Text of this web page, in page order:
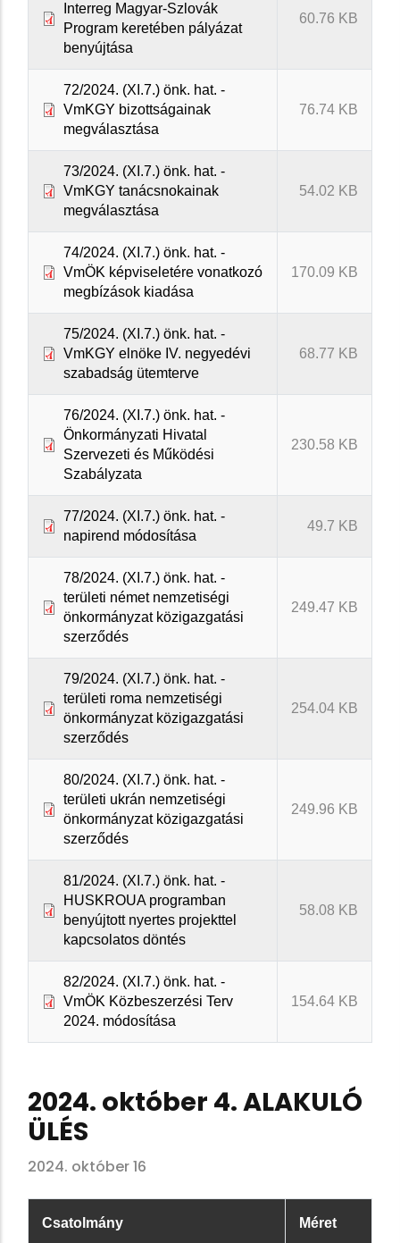
Interreg Magyar-Szlovák
Program keretében pályázat
benyújtása
60.76 KB
72/2024. (XI.7.) önk. hat. -
VmKGY bizottságainak
megválasztása
76.74 KB
73/2024. (XI.7.) önk. hat. -
VmKGY tanácsnokainak
megválasztása
54.02 KB
74/2024. (XI.7.) önk. hat. -
VmÖK képviseletére vonatkozó
megbízások kiadása
170.09 KB
75/2024. (XI.7.) önk. hat. -
VmKGY elnöke IV. negyedévi
szabadság ütemterve
68.77 KB
76/2024. (XI.7.) önk. hat. -
Önkormányzati Hivatal
Szervezeti és Működési
Szabályzata
230.58 KB
77/2024. (XI.7.) önk. hat. -
napirend módosítása
49.7 KB
78/2024. (XI.7.) önk. hat. -
területi német nemzetiségi
önkormányzat közigazgatási
szerződés
249.47 KB
79/2024. (XI.7.) önk. hat. -
területi roma nemzetiségi
önkormányzat közigazgatási
szerződés
254.04 KB
80/2024. (XI.7.) önk. hat. -
területi ukrán nemzetiségi
önkormányzat közigazgatási
szerződés
249.96 KB
81/2024. (XI.7.) önk. hat. -
HUSKROUA programban
benyújtott nyertes projekttel
kapcsolatos döntés
58.08 KB
82/2024. (XI.7.) önk. hat. -
VmÖK Közbeszerzési Terv
2024. módosítása
154.64 KB
2024. október 4. ALAKULÓ
ÜLÉS
2024. október 16
Csatolmány Méret